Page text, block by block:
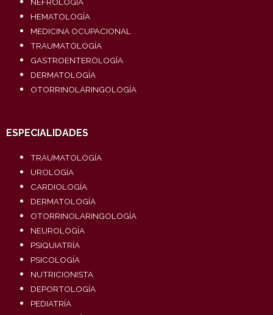
HEMATOLOGÍA
MEDICINA OCUPACIONAL
TRAUMATOLOGÍA
GASTROENTEROLOGÍA
DERMATOLOGÍA
OTORRINOLARINGOLOGÍA
ESPECIALIDADES
TRAUMATOLOGÍA
UROLOGÍA
CARDIOLOGÍA
DERMATOLOGÍA
OTORRINOLARINGOLOGÍA
NEUROLOGÍA
PSIQUIATRÍA
PSICOLOGÍA
NUTRICIONISTA
DEPORTOLOGÍA
PEDIATRÍA